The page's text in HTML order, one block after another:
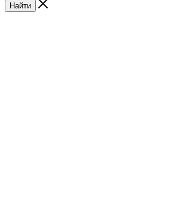
Найти